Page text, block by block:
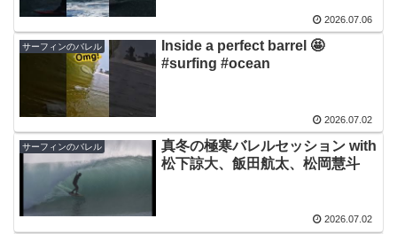
2026.07.06
サーフィンのバレル
Inside a perfect barrel 🤩
#surfing #ocean
2026.07.02
サーフィンのバレル
真冬の極寒バレルセッション with
松下諒大、飯田航太、松岡慧斗
2026.07.02